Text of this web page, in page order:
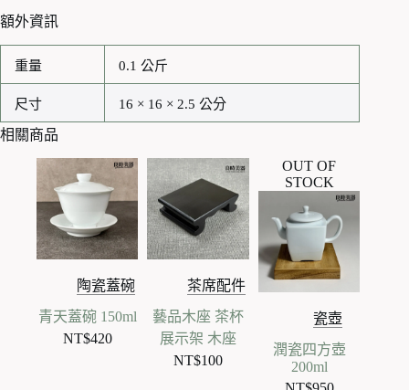
額外資訊
重量 0.1 公斤
尺寸 16 × 16 × 2.5 公分
相關商品
陶瓷蓋碗
青天蓋碗 150ml
NT$420
茶席配件
藝品木座 茶杯
展示架 木座
NT$100
OUT OF
STOCK
瓷壺
潤瓷四方壺
200ml